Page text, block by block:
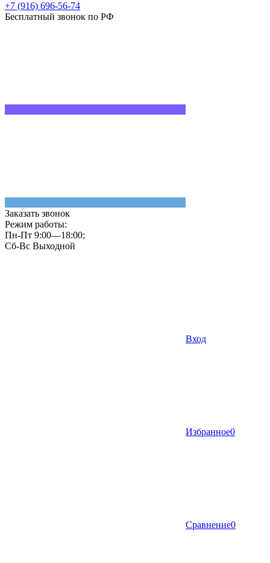
+7 (916) 696-56-74
Бесплатный звонок по РФ
Заказать звонок
Режим работы:
Пн-Пт 9:00—18:00;
Сб-Вс Выходной
Вход
Избранное0
Сравнение0